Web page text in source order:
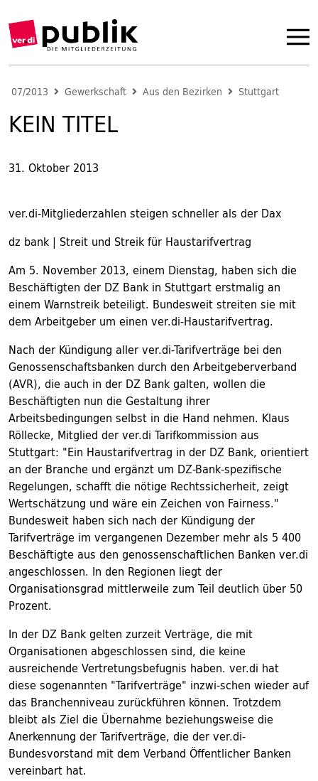
07/2013 Gewerkschaft Aus den Bezirken Stuttgart
KEIN TITEL
31. Oktober 2013
ver.di-Mitgliederzahlen steigen schneller als der Dax
dz bank | Streit und Streik für Haustarifvertrag
Am 5. November 2013, einem Dienstag, haben sich die
Beschäftigten der DZ Bank in Stuttgart erstmalig an
einem Warnstreik beteiligt. Bundesweit streiten sie mit
dem Arbeitgeber um einen ver.di-Haustarifvertrag.
Nach der Kündigung aller ver.di-Tarifverträge bei den
Genossenschaftsbanken durch den Arbeitgeberverband
(AVR), die auch in der DZ Bank galten, wollen die
Beschäftigten nun die Gestaltung ihrer
Arbeitsbedingungen selbst in die Hand nehmen. Klaus
Röllecke, Mitglied der ver.di Tarifkommission aus
Stuttgart: "Ein Haustarifvertrag in der DZ Bank, orientiert
an der Branche und ergänzt um DZ-Bank-spezifische
Regelungen, schafft die nötige Rechtssicherheit, zeigt
Wertschätzung und wäre ein Zeichen von Fairness."
Bundesweit haben sich nach der Kündigung der
Tarifverträge im vergangenen Dezember mehr als 5 400
Beschäftigte aus den genossenschaftlichen Banken ver.di
angeschlossen. In den Regionen liegt der
Organisationsgrad mittlerweile zum Teil deutlich über 50
Prozent.
In der DZ Bank gelten zurzeit Verträge, die mit
Organisationen abgeschlossen sind, die keine
ausreichende Vertretungsbefugnis haben. ver.di hat
diese sogenannten "Tarifverträge" inzwi-schen wieder auf
das Branchenniveau zurückführen können. Trotzdem
bleibt als Ziel die Übernahme beziehungsweise die
Anerkennung der Tarifverträge, die der ver.di-
Bundesvorstand mit dem Verband Öffentlicher Banken
vereinbart hat.